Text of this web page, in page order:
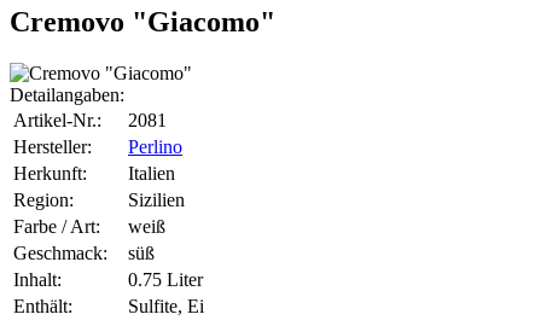
Cremovo "Giacomo"
Detailangaben:
Artikel-Nr.:
2081
Hersteller:
Perlino
Herkunft:
Italien
Region:
Sizilien
Farbe / Art:
weiß
Geschmack:
süß
Inhalt:
0.75 Liter
Enthält:
Sulfite, Ei